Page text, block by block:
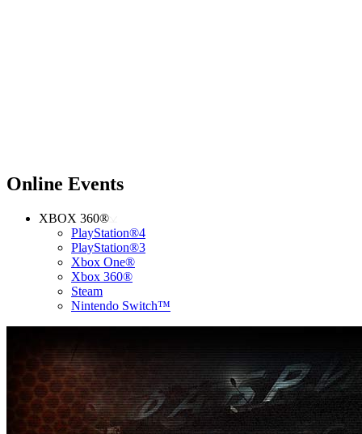
Online Events
XBOX 360®
PlayStation®4
PlayStation®3
Xbox One®
Xbox 360®
Steam
Nintendo Switch™